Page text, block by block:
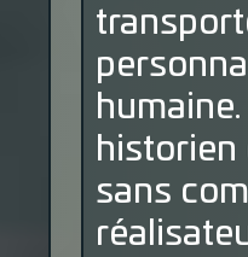
historien
sans